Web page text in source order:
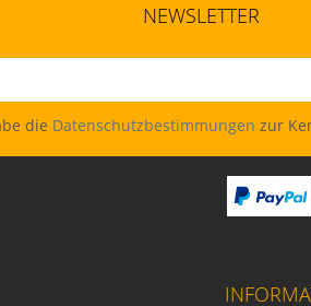
NEWSLETTER
die Datenschutzbestimmungen zur